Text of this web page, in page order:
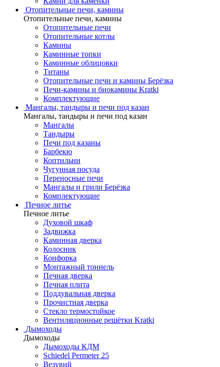
Отопительные печи, камины
Отопительные печи, камины
Отопительные печи
Отопительные котлы
Камины
Каминные топки
Каминные облицовки
Титаны
Отопительные печи и камины Берёзка
Печи-камины и биокамины Kratki
Комплектующие
Мангалы, тандыры и печи под казан
Мангалы, тандыры и печи под казан
Мангалы
Тандыры
Печи под казаны
Барбекю
Коптильни
Чугунная посуда
Переносные печи
Мангалы и грили Берёзка
Комплектующие
Печное литье
Печное литье
Духовой шкаф
Задвижка
Каминная дверка
Колосник
Конфорка
Монтажный тоннель
Печная дверка
Печная плита
Поддувальная дверка
Прочистная дверка
Стекло термостойкое
Вентиляционные решётки Kratki
Дымоходы
Дымоходы
Дымоходы КДМ
Schiedel Permeter 25
Везувий